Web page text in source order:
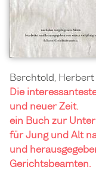
Berchtold, Herbert
Die
und neuer Zeit.
ein Buch zur
für Jung und Alt
und
Gerichtsbeamten.